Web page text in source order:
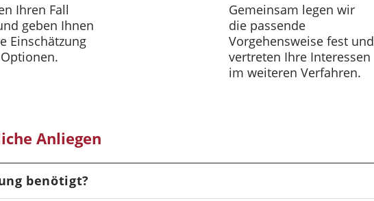
Ihren Fall
geben Ihnen
Einschätzung
Gemeinsam legen wir
die passende
Vorgehensweise fest und
vertreten Ihre Interessen
im weiteren Verfahren.
Anliegen
benötigt?